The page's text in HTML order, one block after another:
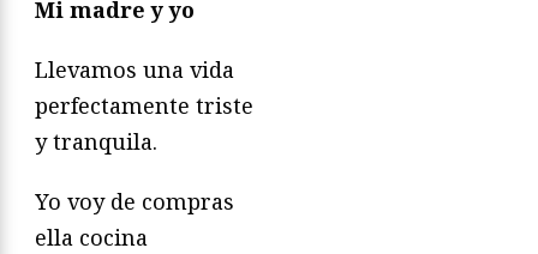
Mi madre y yo
Llevamos una vida
perfectamente triste
y tranquila.
Yo voy de compras
ella cocina